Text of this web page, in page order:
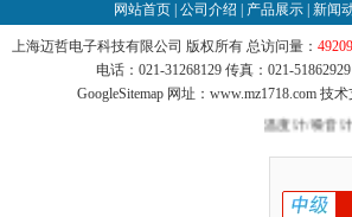
网站首页 公司介绍 产品展示 新闻
上海迈哲电子科技有限公司 版权所有 总访问量：
电话：021-31268129 传真：021-
GoogleSitemap网址：www.mz1718.com 技
温度计/噪音